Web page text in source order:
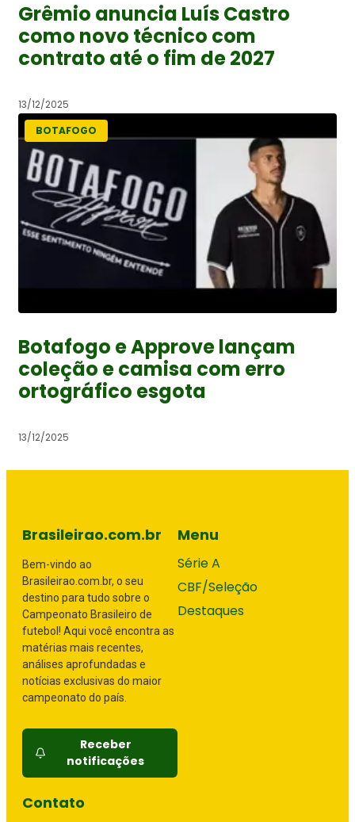
Grêmio anuncia Luís Castro
como novo técnico com
contrato até o fim de 2027
13/12/2025
BOTAFOGO
Botafogo e Approve lançam
coleção e camisa com erro
ortográfico esgota
13/12/2025
Brasileirao.com.br
Bem-vindo ao
Brasileirao.com.br, o seu
destino para tudo sobre o
Campeonato Brasileiro de
futebol! Aqui você encontra as
matérias mais recentes,
análises aprofundadas e
notícias exclusivas do maior
campeonato do país.
Receber
notificações
Menu
Série A
CBF/Seleção
Destaques
Contato